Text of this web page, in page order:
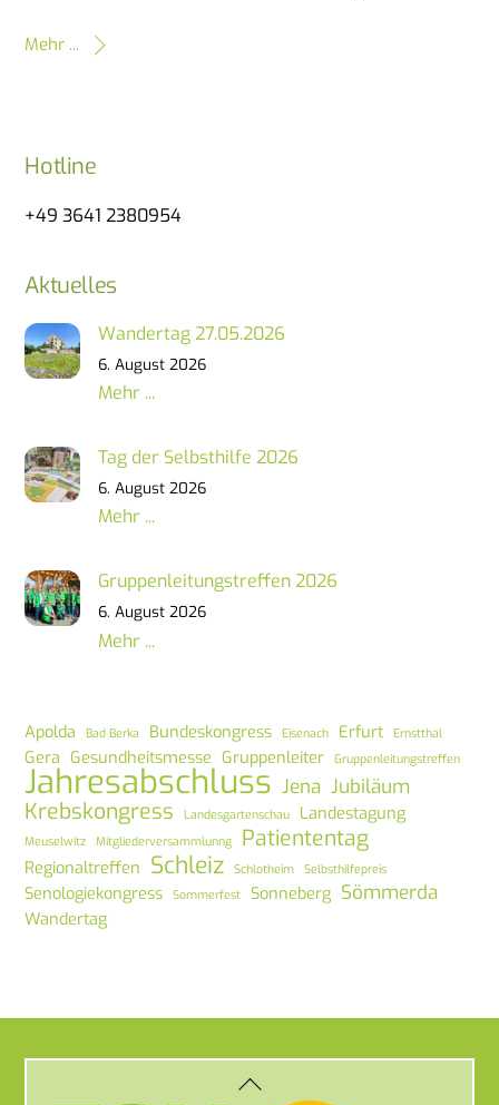
Mehr ...
Hotline
+49 3641 2380954
Aktuelles
Wandertag 27.05.2026
6. August 2026
Mehr ...
Tag der Selbsthilfe 2026
6. August 2026
Mehr ...
Gruppenleitungstreffen 2026
6. August 2026
Mehr ...
Apolda Bad Berka Bundeskongress Eisenach Erfurt Ernstthal
Gera Gesundheitsmesse Gruppenleiter Gruppenleitungstreffen
Jahresabschluss Jena Jubiläum
Krebskongress Landesgartenschau Landestagung
Meuselwitz Mitgliederversammlunng Patiententag
Regionaltreffen Schleiz Schlotheim Selbsthilfepreis
Senologiekongress Sommerfest Sonneberg Sömmerda
Wandertag
Back